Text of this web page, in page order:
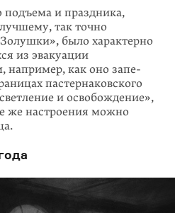
подъема и праздника,
так точно
было характерно
из эвакуации
например, как оно запе­
пастернаковского
и освобождение»,
же настроения можно